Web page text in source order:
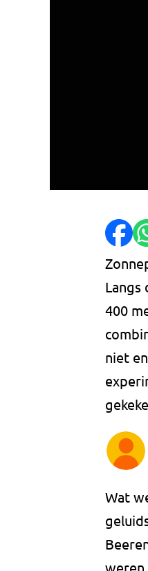
Langs
400
niet
Wat
weren